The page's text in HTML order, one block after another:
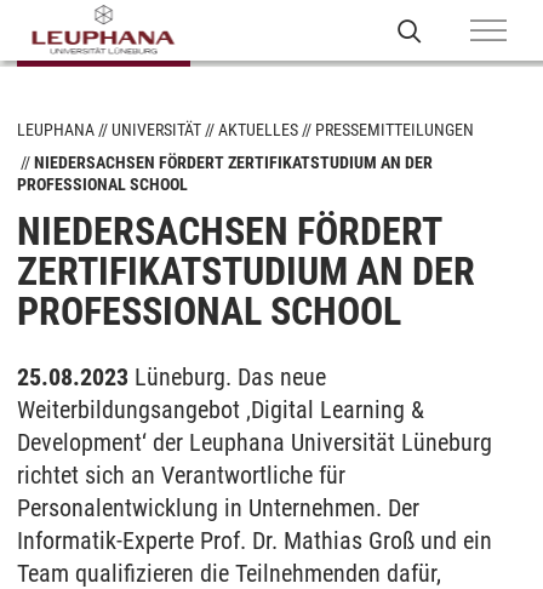
LEUPHANA UNIVERSITÄT AKTUELLES
PRESSEMITTEILUNGEN
NIEDERSACHSEN FÖRDERT ZERTIFIKATSTUDIUM AN DER
PROFESSIONAL SCHOOL
NIEDERSACHSEN FÖRDERT
ZERTIFIKATSTUDIUM AN DER
PROFESSIONAL SCHOOL
25.08.2023 Lüneburg. Das neue
Weiterbildungsangebot ‚Digital Learning &
Development‘ der Leuphana Universität Lüneburg
richtet sich an Verantwortliche für
Personalentwicklung in Unternehmen. Der
Informatik-Experte Prof. Dr. Mathias Groß und ein
Team qualifizieren die Teilnehmenden dafür,